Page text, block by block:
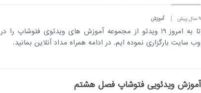
9 سال پیش آموزش
تا به امروز 19 ویدئو از مجموعه آموزش های ویدئوی فتوشاپ را در
وب سایت بارگزاری نموده ایم. در ادامه همراه مداد آنلاین بمانید.
آموزش ویدئویی فتوشاپ فصل هشتم